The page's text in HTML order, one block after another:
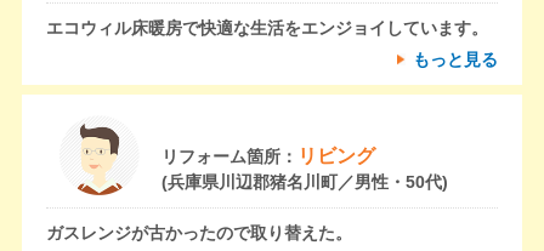
エコウィル床暖房で快適な生活をエンジョイしています。
もっと見る
リフォーム箇所： リビング
(兵庫県川辺郡猪名川町／男性・50代)
ガスレンジが古かったので取り替えた。